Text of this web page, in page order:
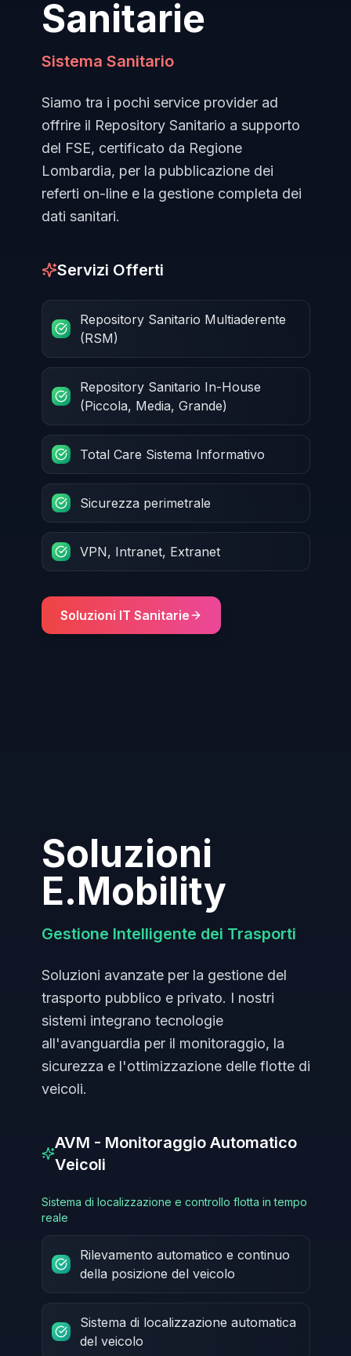
Sanitarie
Sistema Sanitario
Siamo tra i pochi service provider ad
offrire il Repository Sanitario a supporto
del FSE, certificato da Regione
Lombardia, per la pubblicazione dei
referti on-line e la gestione completa dei
dati sanitari.
Servizi Offerti
Repository Sanitario Multiaderente
(RSM)
Repository Sanitario In-House
(Piccola, Media, Grande)
Total Care Sistema Informativo
Sicurezza perimetrale
VPN, Intranet, Extranet
Soluzioni IT Sanitarie
Soluzioni
E.Mobility
Gestione Intelligente dei Trasporti
Soluzioni avanzate per la gestione del
trasporto pubblico e privato. I nostri
sistemi integrano tecnologie
all'avanguardia per il monitoraggio, la
sicurezza e l'ottimizzazione delle flotte di
veicoli.
AVM - Monitoraggio Automatico
Veicoli
Sistema di localizzazione e controllo flotta in tempo
reale
Rilevamento automatico e continuo
della posizione del veicolo
Sistema di localizzazione automatica
del veicolo